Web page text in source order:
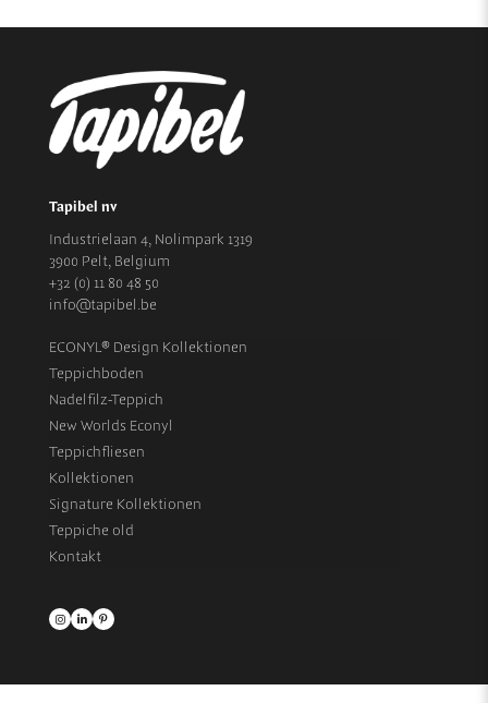
Tapibel nv
Industrielaan 4, Nolimpark 1319
3900 Pelt, Belgium
+32 (0) 11 80 48 50
info@tapibel.be
ECONYL® Design Kollektionen
Teppichboden
Nadelfilz-Teppich
New Worlds Econyl
Teppichfliesen
Kollektionen
Signature Kollektionen
Teppiche old
Kontakt